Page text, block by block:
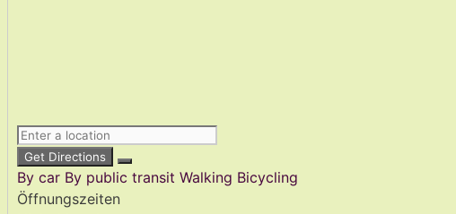
Get Directions
By car By public transit Walking Bicycling
Öffnungszeiten